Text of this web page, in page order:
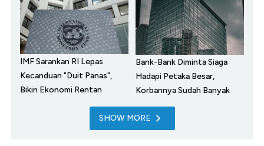
IMF Sarankan RI Lepas
Kecanduan "Duit Panas",
Bikin Ekonomi Rentan
Bank-Bank Diminta Siaga
Hadapi Petaka Besar,
Korbannya Sudah Banyak
SHOW MORE